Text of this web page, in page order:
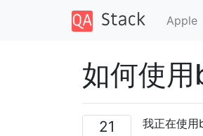
Apple
如何使
21 我正在使用